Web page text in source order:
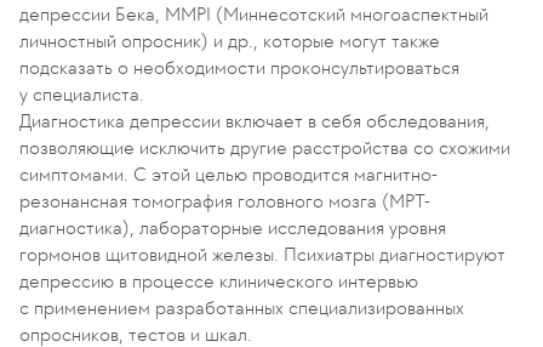
депрессии Бека, MMPI (Миннесотский многоаспектный
личностный опросник) и др., которые могут также
подсказать о необходимости проконсультироваться
у специалиста.
Диагностика депрессии включает в себя обследования,
позволяющие исключить другие расстройства со схожими
симптомами. С этой целью проводится магнитно-
резонансная томография головного мозга (МРТ-
диагностика), лабораторные исследования уровня
гормонов щитовидной железы. Психиатры диагностируют
депрессию в процессе клинического интервью
с применением разработанных специализированных
опросников, тестов и шкал.